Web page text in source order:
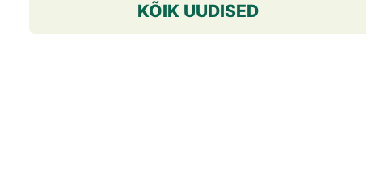
KÕIK UUDISED